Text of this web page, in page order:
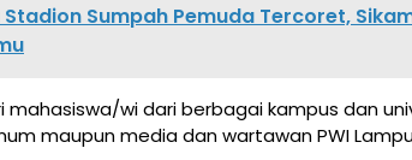
Stadion Sumpah Pemuda Tercoret,
mahasiswa/wi dari berbagai kampus dan
maupun media dan wartawan PWI